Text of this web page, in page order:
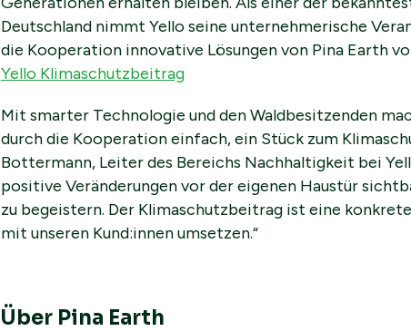
Deutschland nimmt Yello seine unternehmerische
die Kooperation innovative Lösungen von Pina Earth
Yello Klimaschutzbeitrag
Mit smarter Technologie und den Waldbesitzenden
durch die Kooperation einfach, ein Stück zum
Bottermann, Leiter des Bereichs Nachhaltigkeit bei
positive Veränderungen vor der eigenen Haustür
zu begeistern. Der Klimaschutzbeitrag ist eine
mit unseren Kund:innen umsetzen.“
Über Pina Earth